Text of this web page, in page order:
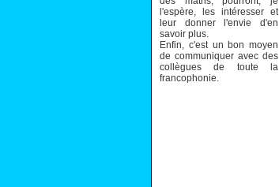
l'espère, les intéresser et
leur donner l'envie d'en
savoir plus.
Enfin, c'est un bon moyen
de communiquer avec des
collègues de toute la
francophonie.